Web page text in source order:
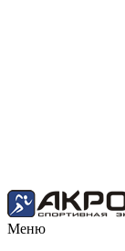
Меню